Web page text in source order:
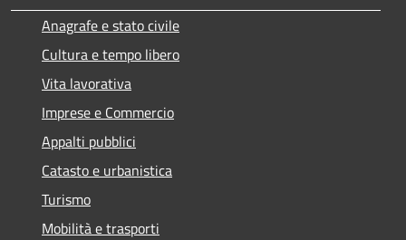
Anagrafe e stato civile
Cultura e tempo libero
Vita lavorativa
Imprese e Commercio
Appalti pubblici
Catasto e urbanistica
Turismo
Mobilità e trasporti